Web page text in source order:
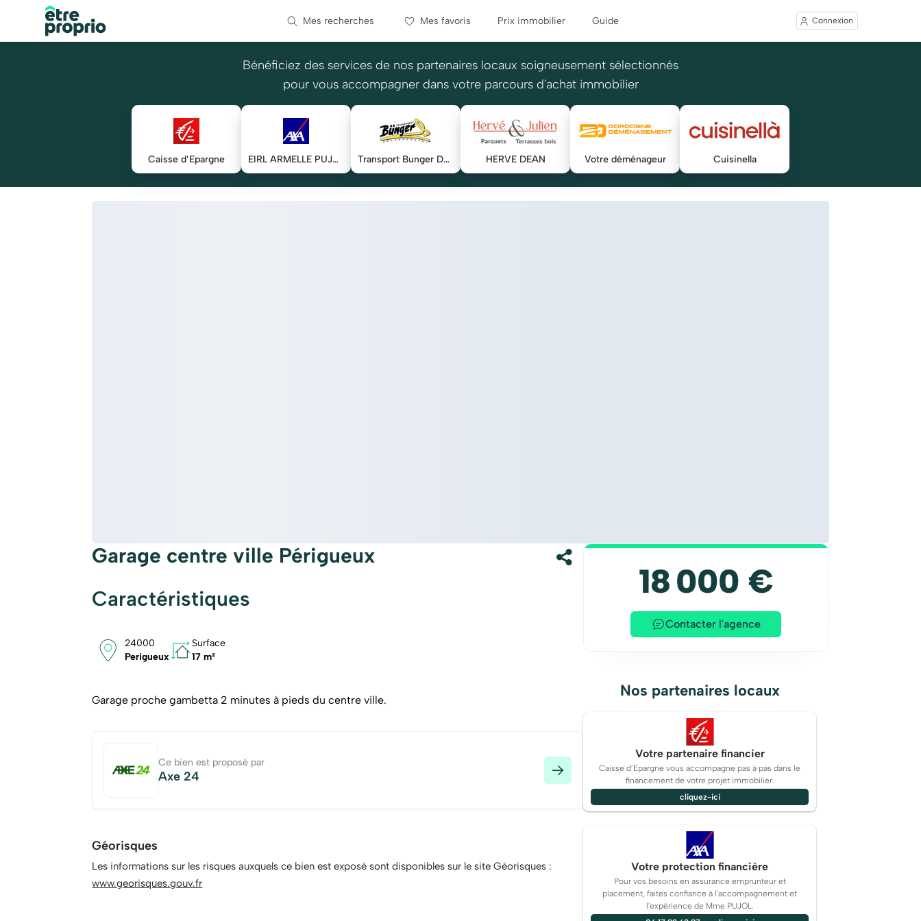
Mes recherches Mes favoris Prix immobilier Guide Connexion
Bénéficiez des services de nos partenaires locaux soigneusement sélectionnés
pour vous accompagner dans votre parcours d'achat immobilier
Caisse d’Epargne EIRL ARMELLE PUJOL - AXA Transport Bunger Déménagement HERVE DEAN Votre déménageur Cuisinella
Garage centre ville Périgueux
Caractéristiques
24000
Perigueux
Surface
17 m²
Garage proche gambetta 2 minutes à pieds du centre ville.
Ce bien est proposé par
Axe 24
Géorisques
Les informations sur les risques auxquels ce bien est exposé sont disponibles sur le site Géorisques :
www.georisques.gouv.fr
18 000 €
Contacter l'agence
Nos partenaires locaux
Votre partenaire financier
Caisse d’Epargne vous accompagne pas à pas dans le
financement de votre projet immobilier.
cliquez-ici
Votre protection financière
Pour vos besoins en assurance emprunteur et
placement, faites confiance à l'accompagnement et
l'expérience de Mme PUJOL.